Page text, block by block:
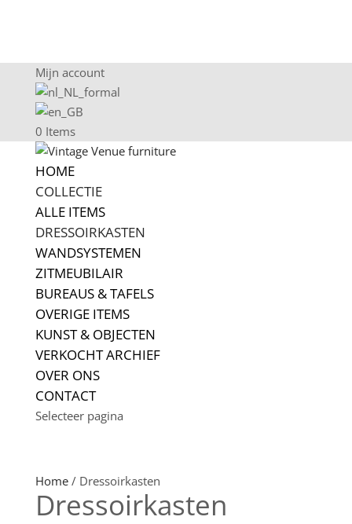
Mijn account
0 Items
HOME
COLLECTIE
ALLE ITEMS
DRESSOIRKASTEN
WANDSYSTEMEN
ZITMEUBILAIR
BUREAUS & TAFELS
OVERIGE ITEMS
KUNST & OBJECTEN
VERKOCHT ARCHIEF
OVER ONS
CONTACT
Selecteer pagina
Home/ Dressoirkasten
Dressoirkasten